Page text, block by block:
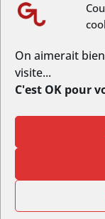
On aimerait
visite...
C'est OK pour
© Copyright